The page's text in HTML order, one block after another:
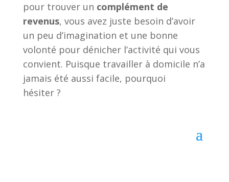
pour trouver un complément de
revenus, vous avez juste besoin d’avoir
un peu d’imagination et une bonne
volonté pour dénicher l’activité qui vous
convient. Puisque travailler à domicile n’a
jamais été aussi facile, pourquoi
hésiter ?